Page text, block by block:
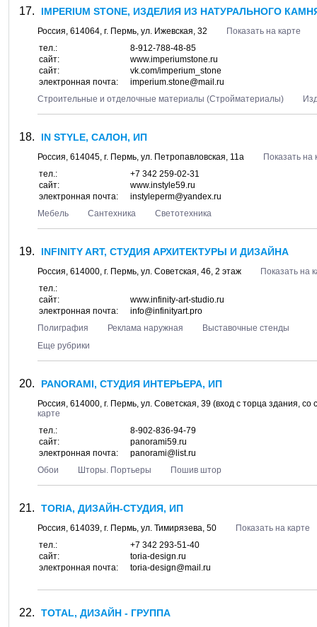
IMPERIUM STONE, ИЗДЕЛИЯ ИЗ НАТУРАЛЬНОГО
Россия, 614064, г. Пермь, ул. Ижевская, 32
Показать на карте
тел.:
8-912-788-48-85
сайт:
www.imperiumstone.ru
сайт:
vk.com/imperium_stone
электронная почта:
imperium.stone@mail.ru
Строительные и отделочные материалы (Стройматериалы)
IN STYLE, САЛОН, ИП
Россия, 614045, г. Пермь, ул. Петропавловская, 11а
Показать на
тел.:
+7 342 259-02-31
сайт:
www.instyle59.ru
электронная почта:
instyleperm@yandex.ru
Мебель
Сантехника Светотехника
INFINITY ART, СТУДИЯ АРХИТЕКТУРЫ И ДИЗАЙНА
Россия, 614000, г. Пермь, ул. Советская, 46, 2 этаж
Показать на
тел.:
сайт:
www.infinity-art-studio.ru
электронная почта:
info@infinityart.pro
Полиграфия
Реклама наружная
Выставочные стенды
Еще рубрики
PANORAMI, СТУДИЯ ИНТЕРЬЕРА, ИП
Россия, 614000, г. Пермь, ул. Советская, 39 (вход с торца здания, со
карте
тел.:
8-902-836-94-79
сайт:
panorami59.ru
электронная почта:
panorami@list.ru
Обои
Шторы. Портьеры Пошив штор
TORIA, ДИЗАЙН-СТУДИЯ, ИП
Россия, 614039, г. Пермь, ул. Тимирязева, 50
Показать на карте
тел.:
+7 342 293-51-40
сайт:
toria-design.ru
электронная почта:
toria-design@mail.ru
TOTAL, ДИЗАЙН - ГРУППА